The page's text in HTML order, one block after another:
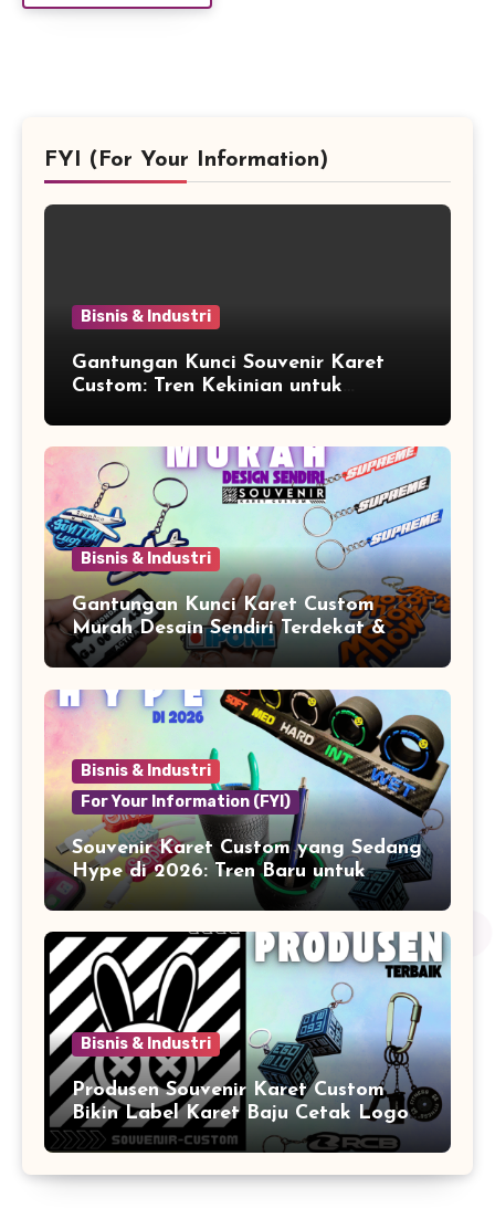
FYI (For Your Information)
Bisnis & Industri
Gantungan Kunci Souvenir Karet
Custom: Tren Kekinian untuk
Bisnis & Industri
Gantungan Kunci Karet Custom
Murah Desain Sendiri Terdekat &
Berkualitas
Bisnis & Industri
For Your Information (FYI)
Souvenir Karet Custom yang Sedang
Hype di 2026: Tren Baru untuk
Branding & Lifestyle
Bisnis & Industri
Produsen Souvenir Karet Custom
Bikin Label Karet Baju Cetak Logo
Karet Sintetis